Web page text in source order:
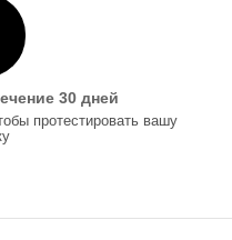
30 дней
протестировать вашу